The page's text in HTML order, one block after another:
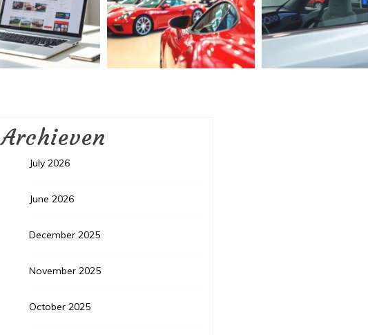
Archieven
July 2026
June 2026
December 2025
November 2025
October 2025